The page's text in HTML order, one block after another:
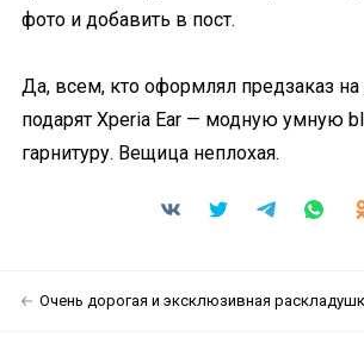
фото и добавить в пост.
Да, всем, кто оформлял предзаказ на
подарят Xperia Ear — модную умную
гарнитуру. Вещица неплохая.
Очень дорогая и эксклюзивная раскладушка